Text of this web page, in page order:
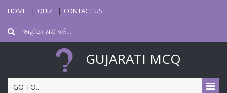
HOME QUIZ CONTACT US
GUJARATI MCQ
GO TO...